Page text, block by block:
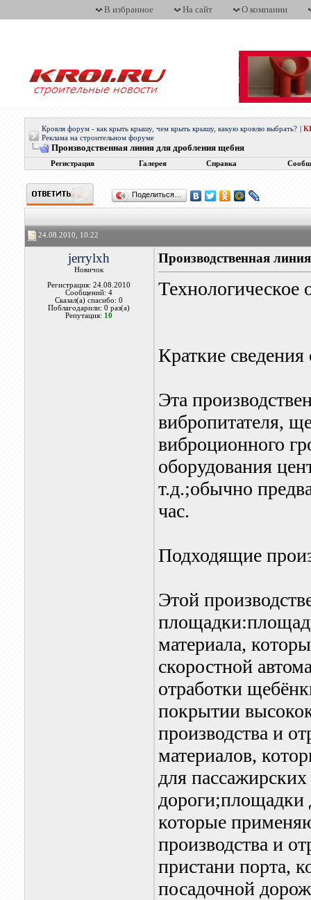
В избранное На сайт О компании
Кровля форум - как крыть крышу, чем крыть крышу, какую кровлю выбрать?
Реклама на строительном форуме
Производственная линия для дробления щебня
Регистрация Галерея Справка
Поделиться…
24.08.2010, 10:22
jerrylxh
Новичок
Регистрация: 24.08.2010
Сообщений: 4
Сказал(а) спасибо: 0
Поблагодарили: 0 раз(а)
Репутация: 10
Производственная
Технологическое
Краткие
Эта
вибропитателя,
виброционного
оборудования
т.д.;обычно
час.
Подходящие
Этой
материала,
скоростной
отработки
покрытии
производства и
материалов,
для
дороги;площадки
которые
производства и
пристани порта,
посадочной